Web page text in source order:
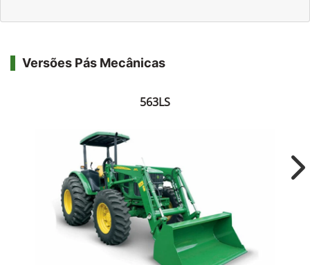
Versões Pás Mecânicas
563LS